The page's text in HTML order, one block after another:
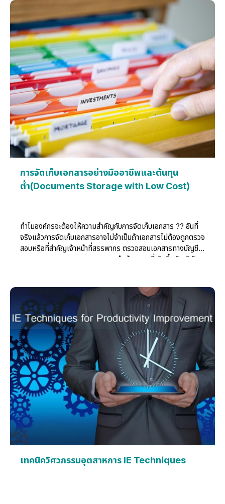
ให้มีความเชื่อมโยงกับฝ่ายงานสนับสนุนเพื่อให้เกิดการปรับปรุง
ผลิตภาพอย่างทั่วทั้งองค์กร ซึ่งความท้าทายอย่างยิ่งกว่า คือ การ
พยายามเพิ่มคุณค่า (Value) ให้กับผลิตภัณฑ์โดยให้ต้นทุนต่ำกว่าคู่
แข่ง ด้วยหลักการบริหารการจัดการคุณค่าวิศวกรรม (Value
Engineering : VE)
การจัดเก็บเอกสารอย่างมืออาชีพและต้นทุน
ต่ำ(Documents Storage with Low Cost)
ทำไมองค์กรจะต้องให้ความสำคัญกับการจัดเก็บเอกสาร ?? อันที่
จริงแล้วการจัดเก็บเอกสารอาจไม่จำเป็นถ้าเอกสารไม่ต้องถูกตรวจ
สอบหรือที่สำคัญเจ้าหน้าที่สรรพากร ตรวจสอบเอกสารทางบัญชี
กรมศุลกากรตรวจสอบเอกสารการนำเข้า ฯลฯ ที่เกิดขึ้นกับบริษัทฯ
เอกสารขึ้นมาเพื่อใช้ในการดำเนินธุรกรรมต่าง ๆ เราจะต้องทำ
อย่างไร ?? เพื่อให้การจัดเก็บเป็นระบบ ปลอดภัย ค้นหาง่าย มี
ต้นทุนการค้นหาที่ต่ำที่สำคัญพบเอกสารตามที่ต้องการ อายุทาง
กฎหมายถึงเมื่อใด เราจึงจะทำลายได้ เราจึงต้องทำให้ระบบการจัด
เก็บเอกสารได้ประสิทธิภาพ
เทคนิควิศวกรรมอุตสาหการ IE Techniques